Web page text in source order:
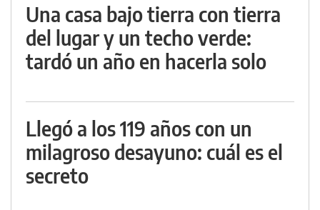
Una casa bajo tierra con tierra
del lugar y un techo verde:
tardó un año en hacerla solo
Llegó a los 119 años con un
milagroso desayuno: cuál es el
secreto